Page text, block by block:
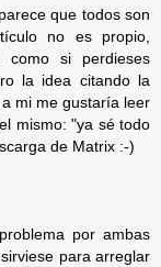
que todos son
no es propio,
si perdieses
la idea citando la
mi me gustaría leer
mismo: "ya sé todo
de Matrix :-)
por ambas
para arreglar